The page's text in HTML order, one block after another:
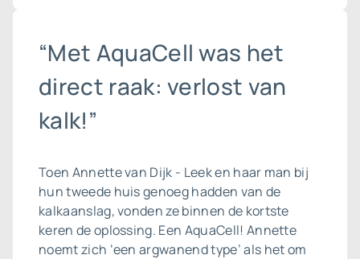
“Met AquaCell was het
direct raak: verlost van
kalk!”
Toen Annette van Dijk - Leek en haar man bij
hun tweede huis genoeg hadden van de
kalkaanslag, vonden ze binnen de kortste
keren de oplossing. Een AquaCell! Annette
noemt zich ‘een argwanend type’ als het om